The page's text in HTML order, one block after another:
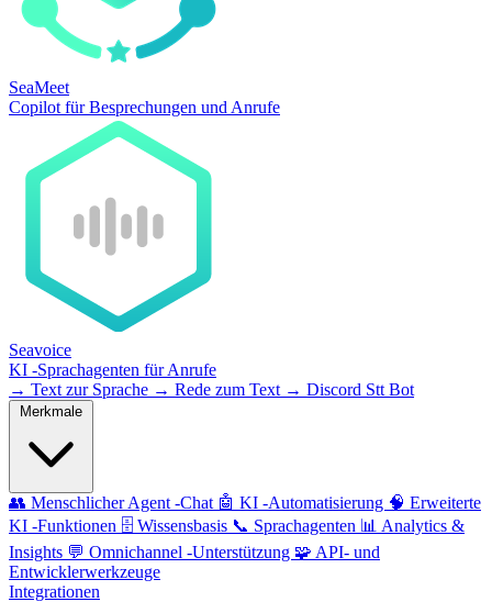
SeaMeet
Copilot für Besprechungen und Anrufe
Seavoice
KI -Sprachagenten für Anrufe
→ Text zur Sprache → Rede zum Text → Discord Stt Bot
👥 Menschlicher Agent -Chat 🤖 KI -Automatisierung 🧠 Erweiterte
KI -Funktionen 🗄️ Wissensbasis 📞 Sprachagenten 📊 Analytics &
Insights 💬 Omnichannel -Unterstützung 🧩 API- und
Entwicklerwerkzeuge
Integrationen